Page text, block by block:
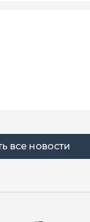
все новости